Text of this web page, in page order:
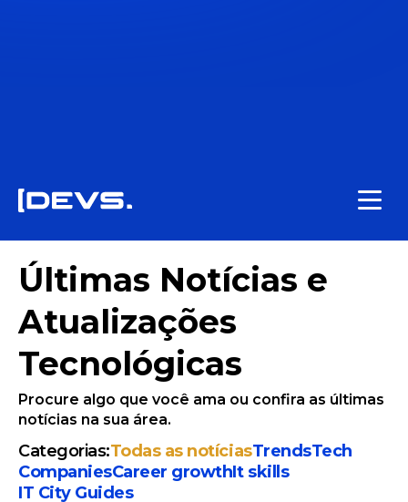
Últimas Notícias e
Atualizações
Tecnológicas
Procure algo que você ama ou confira as últimas
notícias na sua área.
Categorias:Todas as notíciasTrendsTech
CompaniesСareer growthIt skills
IT City Guides